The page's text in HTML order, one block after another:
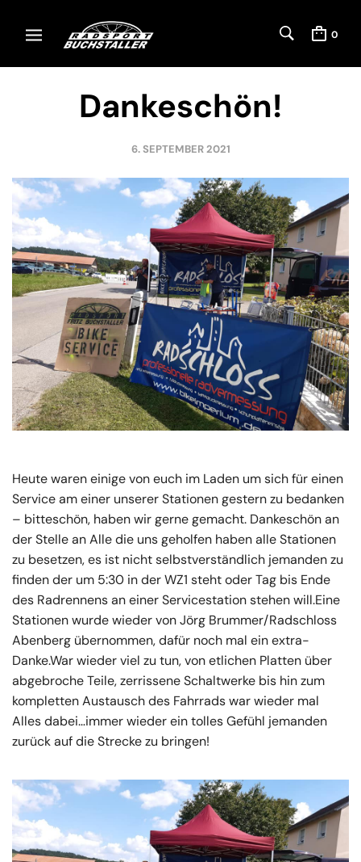
0
Dankeschön!
6. SEPTEMBER 2021
Heute waren einige von euch im Laden um sich für einen
Service am einer unserer Stationen gestern zu bedanken
– bitteschön, haben wir gerne gemacht. Dankeschön an
der Stelle an Alle die uns geholfen haben alle Stationen
zu besetzen, es ist nicht selbstverständlich jemanden zu
finden der um 5:30 in der WZ1 steht oder Tag bis Ende
des Radrennens an einer Servicestation stehen will.Eine
Stationen wurde wieder von Jörg Brummer/Radschloss
Abenberg übernommen, dafür noch mal ein extra-
Danke.War wieder viel zu tun, von etlichen Platten über
abgebroche Teile, zerrissene Schaltwerke bis hin zum
kompletten Austausch des Fahrrads war wieder mal
Alles dabei…immer wieder ein tolles Gefühl jemanden
zurück auf die Strecke zu bringen!